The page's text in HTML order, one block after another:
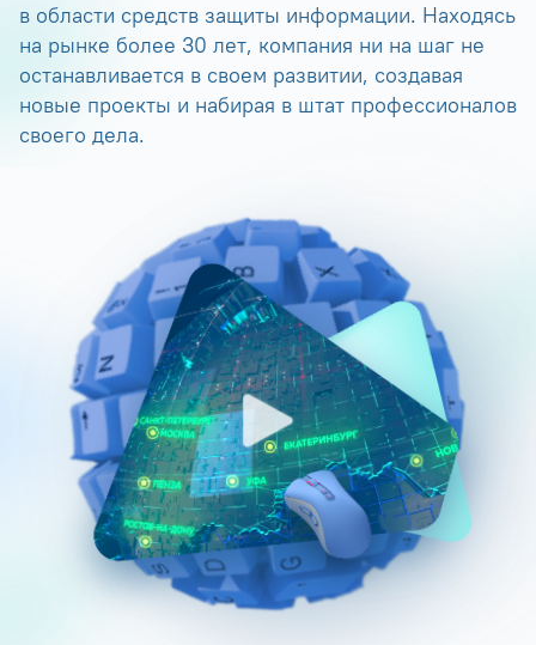
в области средств защиты информации. Находясь
на рынке более 30 лет, компания ни на шаг не
останавливается в своем развитии, создавая
новые проекты и набирая в штат профессионалов
своего дела.